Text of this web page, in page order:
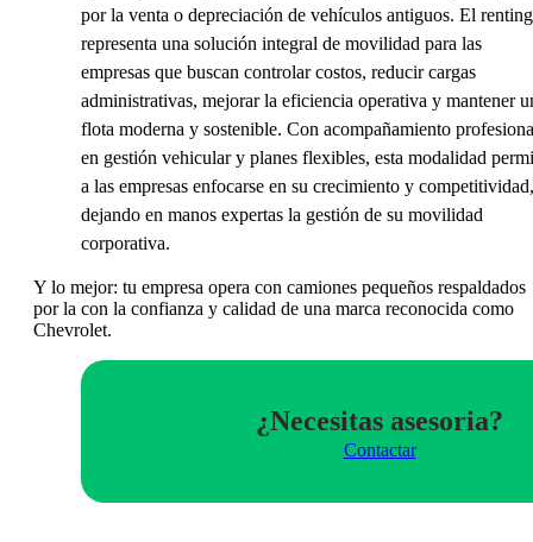
por la venta o depreciación de vehículos antiguos. El renting
representa una solución integral de movilidad para las
empresas que buscan controlar costos, reducir cargas
administrativas, mejorar la eficiencia operativa y mantener
flota moderna y sostenible. Con acompañamiento
en gestión vehicular y planes flexibles, esta modalidad
a las empresas enfocarse en su crecimiento y competitividad,
dejando en manos expertas la gestión de su movilidad
corporativa.
Y lo mejor: tu empresa opera con camiones pequeños respaldados
por la con la confianza y calidad de una marca reconocida como
Chevrolet.
¿Necesitas asesoria?
Contactar